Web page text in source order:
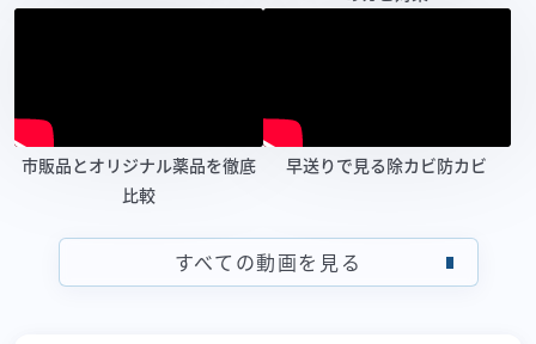
市販品とオリジナル薬品を徹底
比較
早送りで見る除カビ防カビ
すべての動画を見る